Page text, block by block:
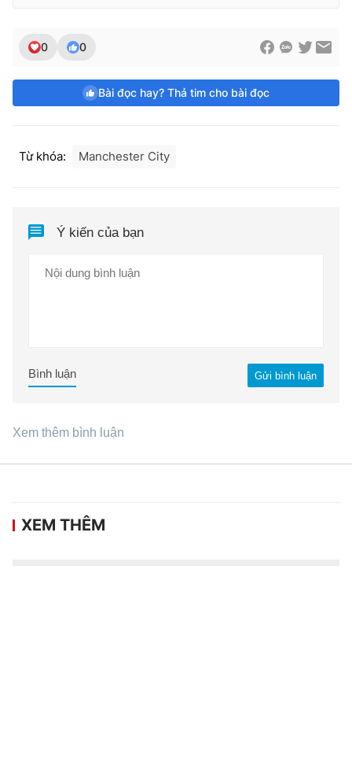
0 0
Bài đọc hay? Thả tim cho bài đọc
Từ khóa: Manchester City
Ý kiến của bạn
Gửi bình luận
Bình luận
Xem thêm bình luận
XEM THÊM